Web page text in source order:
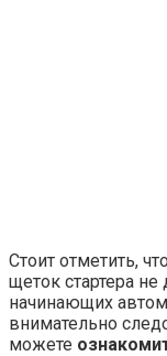
Стоит отметить,
щеток стартера
начинающих
внимательно
можете